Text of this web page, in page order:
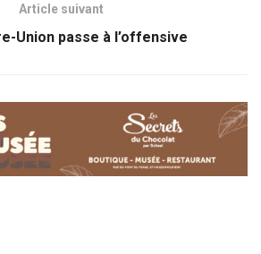
Article suivant
Union passe à l’offensive